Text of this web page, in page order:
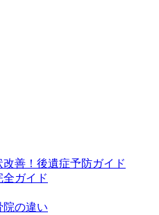
善！後遺症予防ガイド
ガイド
院の違い